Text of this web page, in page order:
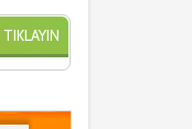
TIKLAYIN